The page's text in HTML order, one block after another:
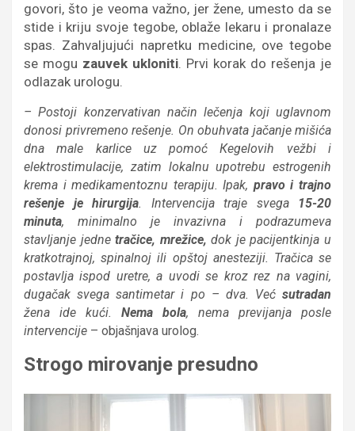
govori, što je veoma važno, jer žene, umesto da se
stide i kriju svoje tegobe, oblaže lekaru i pronalaze
spas. Zahvaljujući napretku medicine, ove tegobe
se mogu zauvek ukloniti. Prvi korak do rešenja je
odlazak urologu.
– Postoji konzervativan način lečenja koji uglavnom
donosi privremeno rešenje. On obuhvata jačanje mišića
dna male karlice uz pomoć Кegelovih vežbi i
elektrostimulacije, zatim lokalnu upotrebu estrogenih
krema i medikamentoznu terapiju. Ipak, pravo i trajno
rešenje je hirurgija. Intervencija traje svega
15-20
minuta, minimalno je invazivna i podrazumeva
stavljanje jednetračice, mrežice, dok je pacijentkinja u
kratkotrajnoj, spinalnoj ili opštoj anesteziji. Tračica se
postavlja ispod uretre, a uvodi se kroz rez na vagini,
dugačak svega santimetar i po – dva. Već sutradan
žena ide kući. Nema bola, nema previjanja posle
intervencije – objašnjava urolog.
Strogo mirovanje presudno